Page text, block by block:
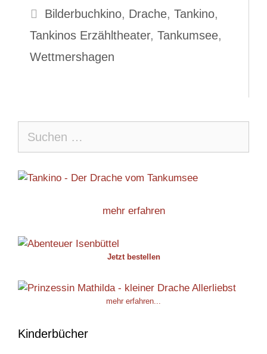
Schlagwörter
Bilderbuchkino, Drache, Tankino,
Tankinos Erzähltheater, Tankumsee,
Wettmershagen
nach:
mehr erfahren
Jetzt bestellen
mehr erfahren...
Kinderbücher